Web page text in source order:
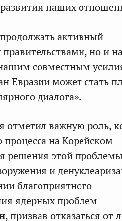
наших
активный
но и
совместным
Евразии может стать
диалога».
отметил важную роль,
на Корейском
решения этой
и
благоприятного
ядерных проблем
, призвав отказаться от